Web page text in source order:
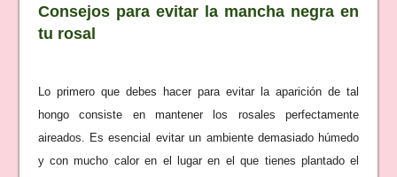
Consejos para evitar la mancha negra en
tu rosal
Lo primero que debes hacer para evitar la aparición de tal
hongo consiste en mantener los rosales perfectamente
aireados. Es esencial evitar un ambiente demasiado húmedo
y con mucho calor en el lugar en el que tienes plantado el